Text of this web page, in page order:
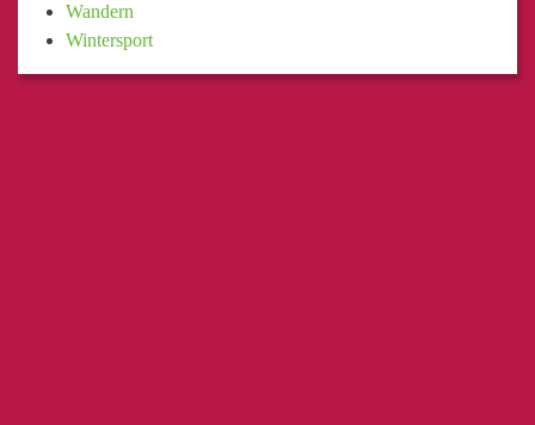
Wandern
Wintersport